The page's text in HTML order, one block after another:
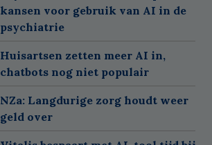
kansen voor gebruik van AI in de
psychiatrie
Huisartsen zetten meer AI in,
chatbots nog niet populair
NZa: Langdurige zorg houdt weer
geld over